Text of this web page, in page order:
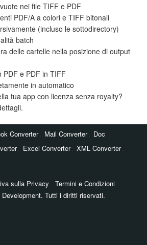
nei file TIFF e PDF
PDF/A a colori e TIFF bitonali
(incluso le sottodirectory)
batch
delle cartelle nella posizione di output
PDF e PDF in TIFF
in automatico
tua app con licenza senza royalty?
Converter Mail Converter
Doc
Excel Converter XML Converter
sulla Privacy
Termini e Condizioni
Tutti i diritti riservati.